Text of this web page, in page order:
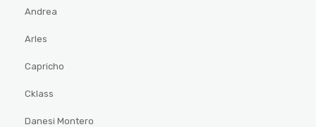
Andrea
Arles
Capricho
Cklass
Danesi Montero